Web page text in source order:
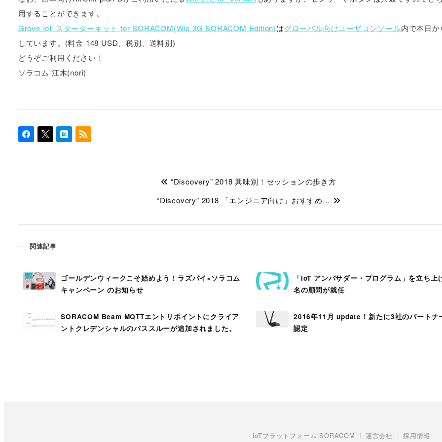
用することができます。
Grove IoT スターターキット for SORACOM(Wio 3G SORACOM Edition)はグローバル向けユーザコンソール内で本日
しています。(料金 148 USD、税別、送料別)
どうぞご利用ください！
ソラコム 江木(nori)
関連記事
ゴールデンウィークこそ始めよう！ラズパイ×ソラコム
キャンペーン のお知らせ
「IoT アンバサダー・プログラム」を立ち上
名の顧問が就任
SORACOM Beam MQTTエントリポイントにクライア
ントクレデンシャルのパススルーが追加されました。
2016年11月 update ! 新たに3社のパートナ
認定
“Discovery” 2018 興味別！セッションの歩き方
“Discovery” 2018 「エンジニア向け」おすすめ…
IoTプラットフォーム SORACOM 運営会社 採用情報